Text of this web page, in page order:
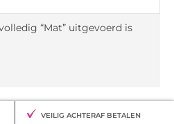
“Mat” uitgevoerd is
VEILIG ACHTERAF BETALEN